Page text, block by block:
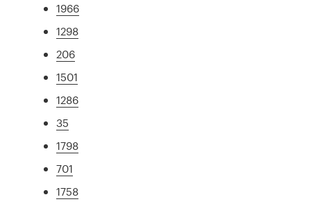
1966
1298
206
1501
1286
35
1798
701
1758